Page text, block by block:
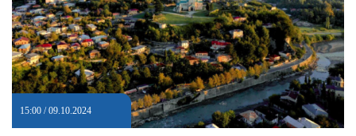
15:00 / 09.10.2024